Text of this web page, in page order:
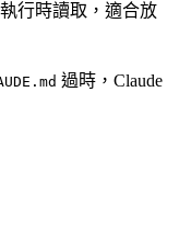
執行時讀取，適合放
過時，Claude